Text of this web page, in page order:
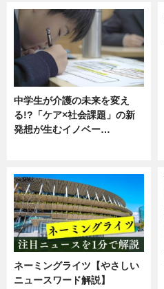
中学生が介護の未来を変え
る!?「ケア×社会課題」の新
発想が生むイノベー…
ネーミングライツ【やさしい
ニュースワード解説】